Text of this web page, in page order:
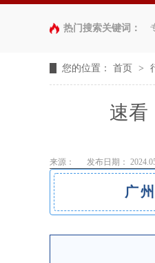
热门搜索关键词：
您的位置： 首页 >
速看
来源： 发布日期：
广